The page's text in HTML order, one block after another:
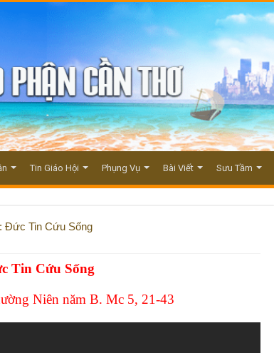
Tin Giáo Hội Phụng Vụ Bài Viết Sưu Tầm
Đức Tin Cứu Sống
Tin Cứu Sống
Niên năm B. Mc 5, 21-43